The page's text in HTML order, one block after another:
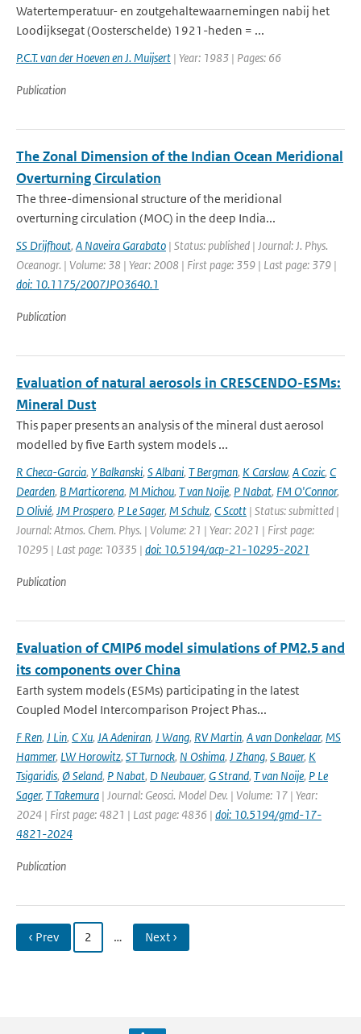
Watertemperatuur- en zoutgehaltewaarnemingen nabij het
Loodijksegat (Oosterschelde) 1921-heden = ...
P.C.T. van der Hoeven en J. Muijsert | Year: 1983 | Pages: 66
Publication
The Zonal Dimension of the Indian Ocean Meridional
Overturning Circulation
The three-dimensional structure of the meridional
overturning circulation (MOC) in the deep India...
SS Drijfhout, A Naveira Garabato | Status: published | Journal: J. Phys.
Oceanogr. | Volume: 38 | Year: 2008 | First page: 359 | Last page: 379 |
doi: 10.1175/2007JPO3640.1
Publication
Evaluation of natural aerosols in CRESCENDO-ESMs:
Mineral Dust
This paper presents an analysis of the mineral dust aerosol
modelled by five Earth system models ...
R Checa-Garcia, Y Balkanski, S Albani, T Bergman, K Carslaw, A Cozic, C
Dearden, B Marticorena, M Michou, T van Noije, P Nabat, FM O'Connor,
D Olivié, JM Prospero, P Le Sager, M Schulz, C Scott | Status: submitted |
Journal: Atmos. Chem. Phys. | Volume: 21 | Year: 2021 | First page:
10295 | Last page: 10335 | doi: 10.5194/acp-21-10295-2021
Publication
Evaluation of CMIP6 model simulations of PM2.5 and
its components over China
Earth system models (ESMs) participating in the latest
Coupled Model Intercomparison Project Phas...
F Ren, J Lin, C Xu, JA Adeniran, J Wang, RV Martin, A van Donkelaar, MS
Hammer, LW Horowitz, ST Turnock, N Oshima, J Zhang, S Bauer, K
Tsigaridis, Ø Seland, P Nabat, D Neubauer, G Strand, T van Noije, P Le
Sager, T Takemura | Journal: Geosci. Model Dev. | Volume: 17 | Year:
2024 | First page: 4821 | Last page: 4836 | doi: 10.5194/gmd-17-
4821-2024
Publication
‹ Prev 2 … Next ›